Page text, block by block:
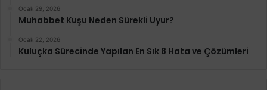
Ocak 29, 2026
Muhabbet Kuşu Neden Sürekli Uyur?
Ocak 22, 2026
Kuluçka Sürecinde Yapılan En Sık 8 Hata ve Çözümleri